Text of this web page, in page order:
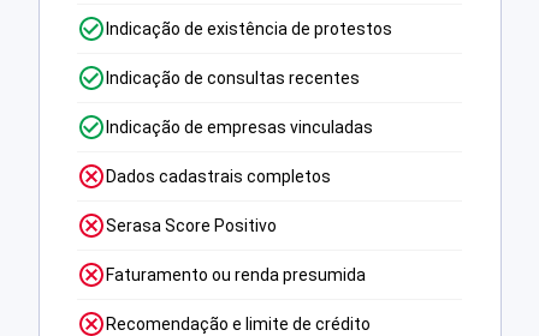
Indicação de existência de protestos
Indicação de consultas recentes
Indicação de empresas vinculadas
Dados cadastrais completos
Serasa Score Positivo
Faturamento ou renda presumida
Recomendação e limite de crédito